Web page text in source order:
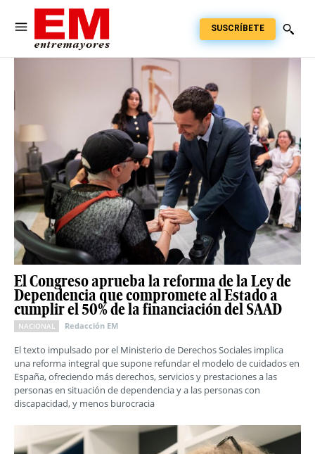
SUSCRÍBETE
El Congreso aprueba la reforma de la Ley de
Dependencia que compromete al Estado a
cumplir el 50% de la financiación del SAAD
NACIONAL Redacción EM
El texto impulsado por el Ministerio de Derechos Sociales implica
una reforma integral que supone refundar el modelo de cuidados en
España, ofreciendo más derechos, servicios y prestaciones a las
personas en situación de dependencia y a las personas con
discapacidad, y menos burocracia